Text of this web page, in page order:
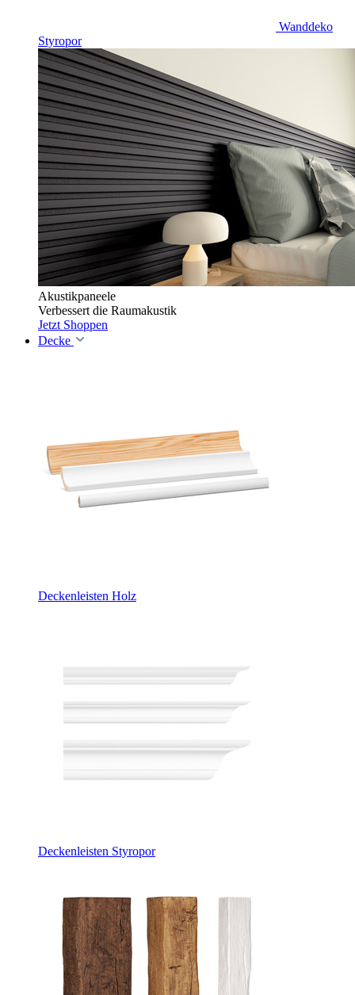
Wanddeko
Styropor
Akustikpaneele
Verbessert die Raumakustik
Jetzt Shoppen
Decke
Deckenleisten Holz
Deckenleisten Styropor